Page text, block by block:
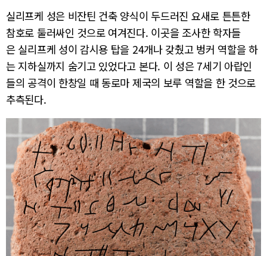
실리프케 성은 비잔틴 건축 양식이 두드러진 요새로 튼튼한
참호로 둘러싸인 것으로 여겨진다. 이곳을 조사한 학자들
은 실리프케 성이 감시용 탑을 24개나 갖췄고 벙커 역할을 하
는 지하실까지 숨기고 있었다고 본다. 이 성은 7세기 아랍인
들의 공격이 한창일 때 동로마 제국의 보루 역할을 한 것으로
추측된다.